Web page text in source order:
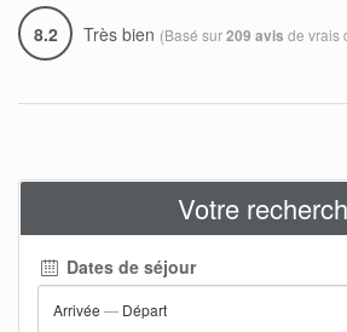
8.2 Très bien (Basé sur209 avis de vrais
Votre
Dates de séjour
Arrivée — Départ